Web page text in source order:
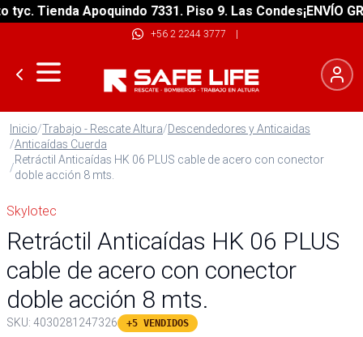
Tienda Apoquindo 7331. Piso 9. Las Condes¡ENVÍO
+56 2 2244 3777 |
Inicio/Trabajo - Rescate Altura/Descendedores y Anticaidas
/Anticaídas Cuerda
/
Retráctil Anticaídas HK 06 PLUS cable de acero con conector
doble acción 8 mts.
Skylotec
Retráctil Anticaídas HK 06 PLUS
cable de acero con conector
doble acción 8 mts.
SKU: 4030281247326 +5 VENDIDOS